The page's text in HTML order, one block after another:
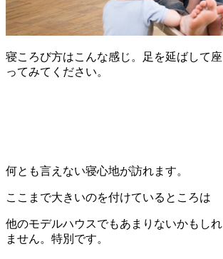
寝ころび方はこんな感じ。足を延ばして座
ってみてください。
何とも言えない寝心地が訪れます。
ここまで大きいのを付けているところは
他のモデルハウスでもあまりないかもしれ
ません。特別です。